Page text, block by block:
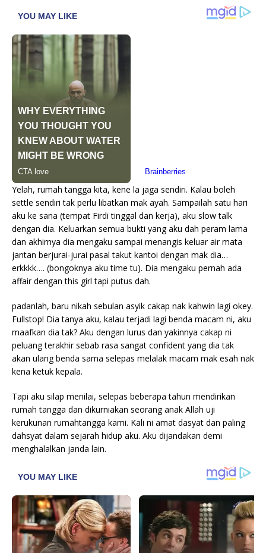
Yelah, rumah tangga kita, kene la jaga sendiri. Kalau boleh
settle sendiri tak perlu libatkan mak ayah. Sampailah satu hari
aku ke sana (tempat Firdi tinggal dan kerja), aku slow talk
dengan dia. Keluarkan semua bukti yang aku dah peram lama
dan akhirnya dia mengaku sampai menangis keluar air mata
jantan berjurai-jurai pasal takut kantoi dengan mak dia…
erkkkk…. (bongoknya aku time tu). Dia mengaku pernah ada
affair dengan this girl tapi putus dah.
padanlah, baru nikah sebulan asyik cakap nak kahwin lagi okey.
Fullstop! Dia tanya aku, kalau terjadi lagi benda macam ni, aku
maafkan dia tak? Aku dengan lurus dan yakinnya cakap ni
peluang terakhir sebab rasa sangat confident yang dia tak
akan ulang benda sama selepas melalak macam mak esah nak
kena ketuk kepala.
Tapi aku silap menilai, selepas beberapa tahun mendirikan
rumah tangga dan dikurniakan seorang anak Allah uji
kerukunan rumahtangga kami. Kali ni amat dasyat dan paling
dahsyat dalam sejarah hidup aku. Aku dijandakan demi
menghalalkan janda lain.